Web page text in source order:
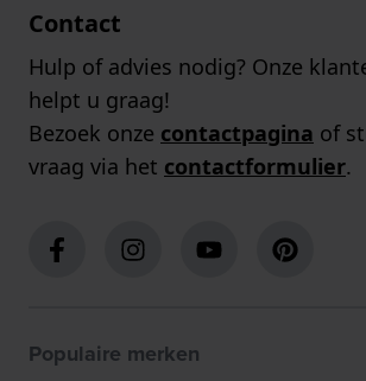
Contact
Hulp of advies nodig? Onze
helpt u graag!
Bezoek onze contactpagina of
vraag via het contactformulier.
Populaire merken